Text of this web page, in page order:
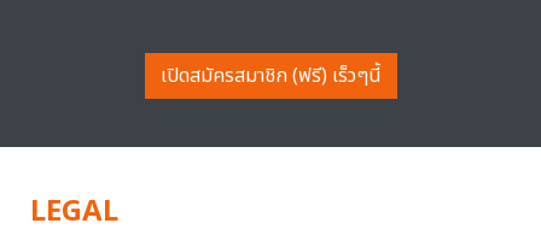
เปิดสมัครสมาชิก (ฟรี) เร็วๆนี้
LEGAL